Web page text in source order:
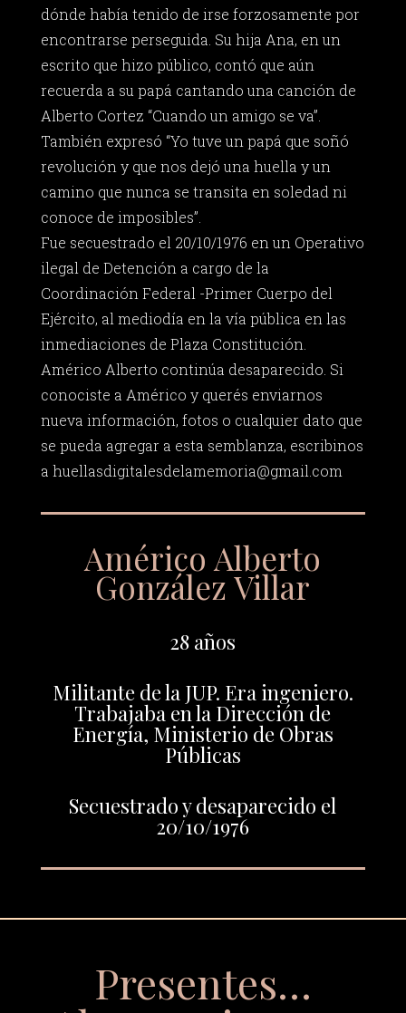
dónde había tenido de irse forzosamente por
encontrarse perseguida. Su hija Ana, en un
escrito que hizo público, contó que aún
recuerda a su papá cantando una canción de
Alberto Cortez “Cuando un amigo se va”.
También expresó “Yo tuve un papá que soñó
revolución y que nos dejó una huella y un
camino que nunca se transita en soledad ni
conoce de imposibles”.
Fue secuestrado el 20/10/1976 en un Operativo
ilegal de Detención a cargo de la
Coordinación Federal -Primer Cuerpo del
Ejército, al mediodía en la vía pública en las
inmediaciones de Plaza Constitución.
Américo Alberto continúa desaparecido. Si
conociste a Américo y querés enviarnos
nueva información, fotos o cualquier dato que
se pueda agregar a esta semblanza, escribinos
a huellasdigitalesdelamemoria@gmail.com
Américo Alberto
González Villar
28 años
Militante de la JUP. Era ingeniero.
Trabajaba en la Dirección de
Energía, Ministerio de Obras
Públicas
Secuestrado y desaparecido el
20/10/1976
Presentes…